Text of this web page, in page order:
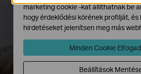
marketing cookie -kat állíthatnak be
hogy érdeklődési körének profilját, és
hirdetéseket jelenítsen meg más
Minden Cookie
Beállítások